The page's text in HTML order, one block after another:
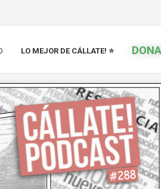
LO MEJOR DE CÁLLATE! ⭐